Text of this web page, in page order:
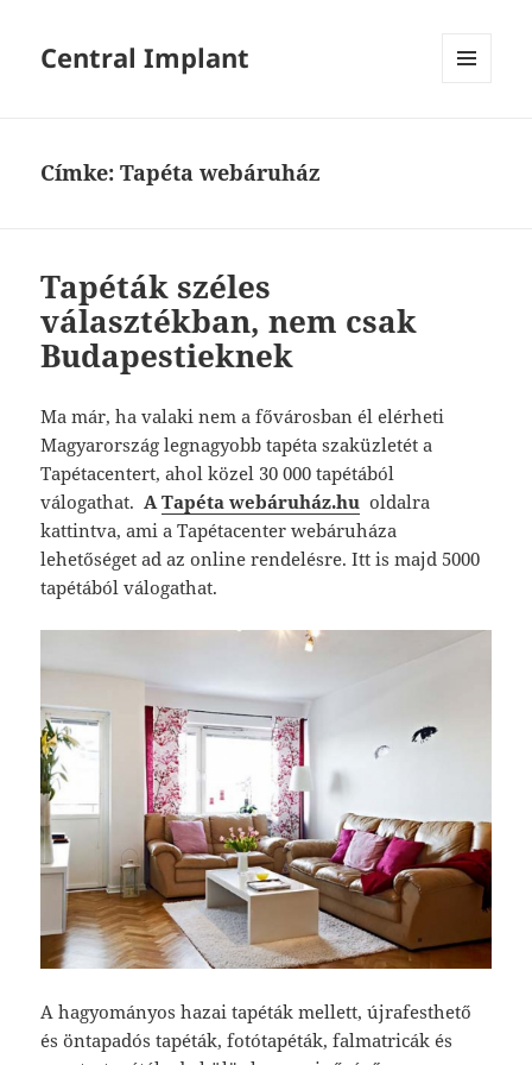
Central Implant
Címke:Tapéta webáruház
Tapéták széles
választékban, nem csak
Budapestieknek
Ma már, ha valaki nem a fővárosban él elérheti
Magyarország legnagyobb tapéta szaküzletét a
Tapétacentert, ahol közel 30 000 tapétából
válogathat.ATapéta webáruház.hu oldalra
kattintva, ami a Tapétacenter webáruháza
lehetőséget ad az online rendelésre. Itt is majd 5000
tapétából válogathat.
A hagyományos hazai tapéták mellett, újrafesthető
és öntapadós tapéták, fotótapéták, falmatricák és